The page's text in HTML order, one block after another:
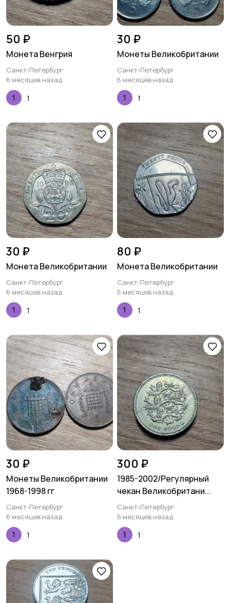
50 ₽
Монета Венгрия
Санкт-Петербург
6 месяцев назад
1
30 ₽
Монеты Великобритании
Санкт-Петербург
6 месяцев назад
1
30 ₽
Монета Великобритании
Санкт-Петербург
6 месяцев назад
1
80 ₽
Монета Великобритании
Санкт-Петербург
6 месяцев назад
1
30 ₽
Монеты Великобритании
1968-1998 гг
Санкт-Петербург
6 месяцев назад
1
300 ₽
1985-2002/Регулярный
чекан Великобритани...
Санкт-Петербург
6 месяцев назад
1